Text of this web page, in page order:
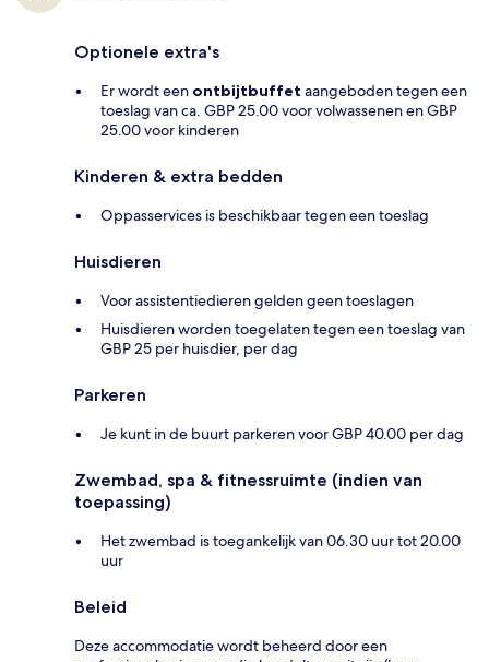
Optionele extra's
Er wordt een ontbijtbuffet aangeboden tegen een
toeslag van ca. GBP 25.00 voor volwassenen en GBP
25.00 voor kinderen
Kinderen & extra bedden
Oppasservices is beschikbaar tegen een toeslag
Huisdieren
Voor assistentiedieren gelden geen toeslagen
Huisdieren worden toegelaten tegen een toeslag van
GBP 25 per huisdier, per dag
Parkeren
Je kunt in de buurt parkeren voor GBP 40.00 per dag
Zwembad, spa & fitnessruimte (indien van
toepassing)
Het zwembad is toegankelijk van 06.30 uur tot 20.00
uur
Beleid
Deze accommodatie wordt beheerd door een